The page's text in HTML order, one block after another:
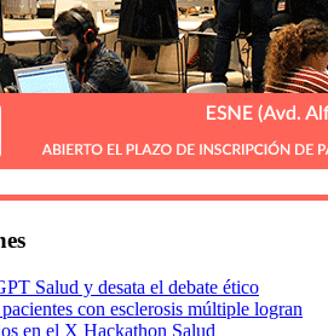
Salud y desata el debate ético
con esclerosis múltiple logran
en el X Hackathon Salud